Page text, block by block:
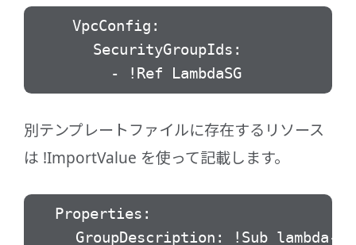
VpcConfig:
SecurityGroupIds:
- !Ref LambdaSG
別テンプレートファイルに存在するリソース
は !ImportValue を使って記載します。
Properties:
GroupDescription: !Sub lambda-